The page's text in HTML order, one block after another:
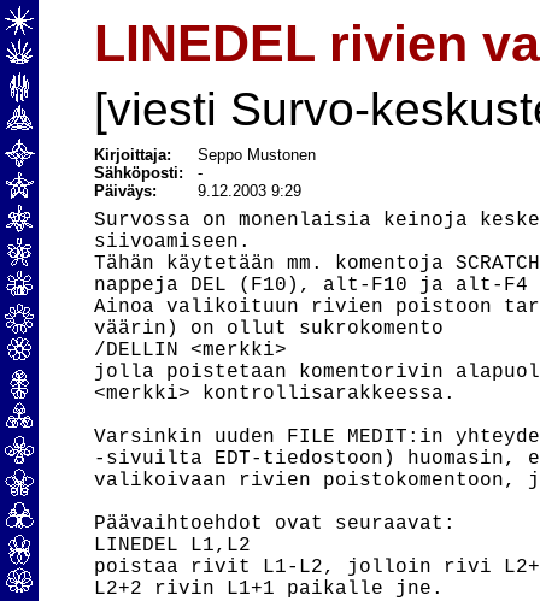
LINEDEL rivien
[viesti Survo-
Kirjoittaja:
Seppo Mustonen
Sähköposti:-
Päiväys:
9.12.2003 9:29
Survossa on monenlaisia keinoja
siivoamiseen.
Tähän käytetään mm. komentoja
nappeja DEL (F10), alt-F10 ja alt-
Ainoa valikoituun rivien poistoon
väärin) on ollut sukrokomento
/DELLIN <merkki>
jolla poistetaan komentorivin
<merkki> kontrollisarakkeessa.
Varsinkin uuden FILE MEDIT:in
-sivuilta EDT-tiedostoon)
valikoivaan rivien poistokomentoon,
Päävaihtoehdot ovat seuraavat:
LINEDEL L1,L2
poistaa rivit L1-L2, jolloin rivi
L2+2 rivin L1+1 paikalle jne.